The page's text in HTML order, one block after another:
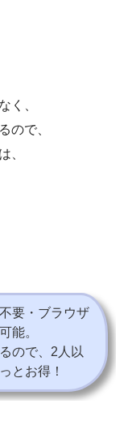
く、
ので、
、
要・ブラウザ
能。
ので、2人以
とお得！